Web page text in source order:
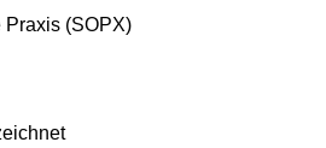
(SOPX)